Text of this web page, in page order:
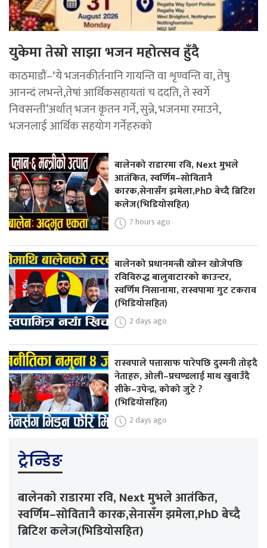
युकेमा तेस्रो साझा भजन महोत्सव हुँदै
काठमाडौं–‘ये भजनकीर्तनानि गायन्ति वा शृण्वन्ति वा, तेषु
आनन्दं लभन्ते,तेषां आर्थिकसहायतां च ददति, ते स्वर्गे
निवसन्ती’अर्थात् भजन कृतन गर्ने, सुन्ने, भजनमा रमाउने,
भजनलाई आर्थिक सहयोग गर्नेहरुको
बालेनको राडारमा रवि, Next मुभले
आतंकित, स्वर्णिम–सोवितानै
कारक,सेनासँग झमेला,PhD बेच्दै ब्रिटिश
कलेज(भिडियोसहित)
7 hours ago
बालेनको प्रधानमन्त्री खोस्न खोजेपछि
रविविरुद्ध बालुवाटारको काउन्टर,
स्वर्णिम निसानामा, रास्वपामा गुट टकराव
(भिडियोसहित)
2 days ago
रास्वपाले पत्तासाफ पारेपछि दुस्मनी तोड्दै
नेताहरु, ओली–प्रचण्डलाई माथ खुवाउँदै
सीके–उपेन्द्र, कोको जुटे ?
(भिडियोसहित)
2 days ago
ट्रेन्डिङ
बालेनको राडारमा रवि, Next मुभले आतंकित,
स्वर्णिम–सोवितानै कारक,सेनासँग झमेला,PhD बेच्दै
ब्रिटिश कलेज(भिडियोसहित)